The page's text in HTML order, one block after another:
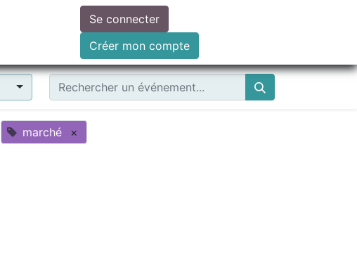
Faire un don
Se connecter
Créer mon compte
marché ×